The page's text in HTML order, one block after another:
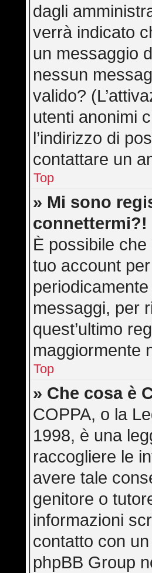
dagli
verrà indicato
un messaggio
nessun
valido?
utenti anonimi
l’indirizzo di
contattare un
Top
» Mi sono
connettermi?!
È possibile
tuo account
messaggi, per
quest’ultimo
maggiormente
Top
» Che cosa è
COPPA, o la
1998, è una
raccogliere le
avere tale
genitore o
informazioni
contatto con
phpBB Group